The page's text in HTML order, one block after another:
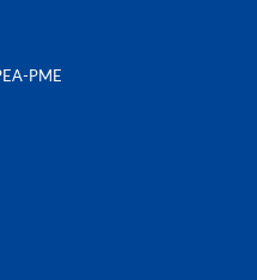
PME